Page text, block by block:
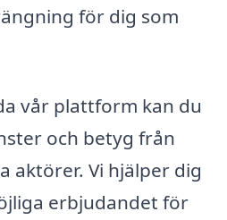
för dig som
vår plattform kan du
och betyg från
aktörer. Vi hjälper dig
erbjudandet för